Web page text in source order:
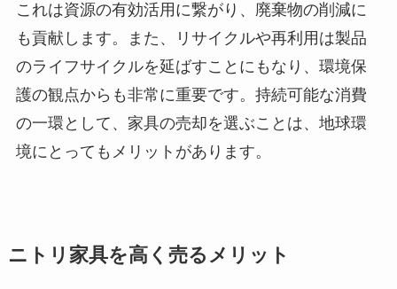
これは資源の有効活用に繋がり、廃棄物の削減に
も貢献します。また、リサイクルや再利用は製品
のライフサイクルを延ばすことにもなり、環境保
護の観点からも非常に重要です。持続可能な消費
の一環として、家具の売却を選ぶことは、地球環
境にとってもメリットがあります。
ニトリ家具を高く売るメリット